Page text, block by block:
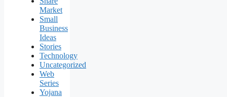
Market
Small
Business
Ideas
Stories
Technology
Uncategorized
Web
Series
Yojana